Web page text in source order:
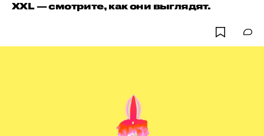
XXL — смотрите, как они выглядят.